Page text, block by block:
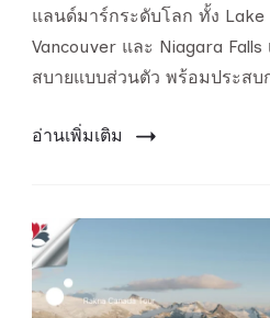
สาย
รูป
แบบ
แลนด์มาร์กระดับโลก ทั้ง Lake
Vancouver และ Niagara
สบายแบบส่วนตัว พร้อมประส
อ่านเพิ่มเติม